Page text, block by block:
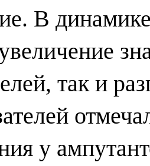
В
так и
у